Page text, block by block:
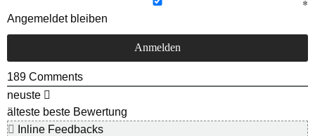
Angemeldet bleiben
189 Comments
neuste
älteste beste Bewertung
Inline Feedbacks